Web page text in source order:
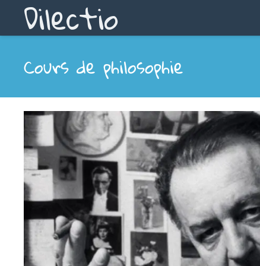
Dilectio
Cours de philosophie